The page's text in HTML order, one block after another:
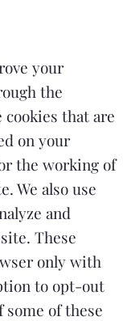
your
the
that are
on your
the working of
We also use
and
These
only with
to opt-out
of these